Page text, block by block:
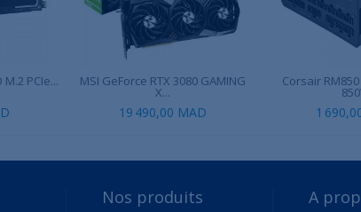
PCIe... MSI GeForce RTX 3080 GAMING
X...
19 490,00 MAD
Corsair
1
Nos produits A